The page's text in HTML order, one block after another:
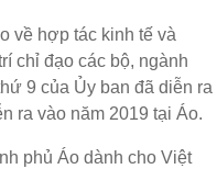
hợp tác kinh tế và
chỉ đạo các bộ, ngành
9 của Ủy ban đã diễn ra
ra vào năm 2019 tại Áo.
phủ Áo dành cho Việt